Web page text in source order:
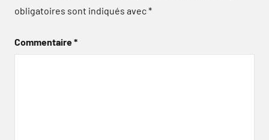
obligatoires sont indiqués avec*
Commentaire*